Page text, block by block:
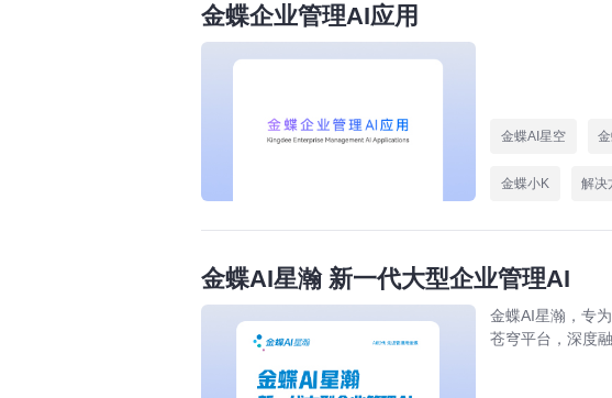
金蝶企业管理AI应用
金蝶AI星空
金蝶小K 解决
金蝶AI星瀚 新一代大型企业管理AI
金蝶AI星瀚，专
苍穹平台，深度